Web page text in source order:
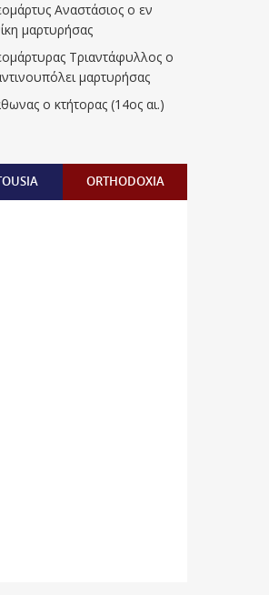
Αναστάσιος ο εν
μαρτυρήσας
Τριαντάφυλλος ο
μαρτυρήσας
ο κτήτορας (14ος αι.)
ORTHODOXIA